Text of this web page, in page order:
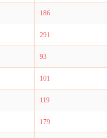
186
291
93
101
119
179